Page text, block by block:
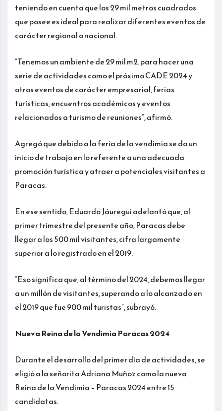
teniendo en cuenta que los 29 mil metros cuadrados
que posee es ideal para realizar diferentes eventos de
carácter regional o nacional.
“Tenemos un ambiente de 29 mil m2. para hacer una
serie de actividades como el próximo CADE 2024 y
otros eventos de carácter empresarial, ferias
turísticas, encuentros académicos y eventos
relacionados a turismo de reuniones”, afirmó.
Agregó que debido a la feria de la vendimia se da un
inicio de trabajo en lo referente a una adecuada
promoción turística y atraer a potenciales visitantes a
Paracas.
En ese sentido, Eduardo Jáuregui adelantó que, al
primer trimestre del presente año, Paracas debe
llegar a los 500 mil visitantes, cifra largamente
superior a lo registrado en el 2019.
“Eso significa que, al término del 2024, debemos llegar
a un millón de visitantes, superando a lo alcanzado en
el 2019 que fue 900 mil turistas”, subrayó.
Nueva Reina de la Vendimia Paracas 2024
Durante el desarrollo del primer día de actividades, se
eligió a la señorita Adriana Muñoz como la nueva
Reina de la Vendimia – Paracas 2024 entre 15
candidatas.